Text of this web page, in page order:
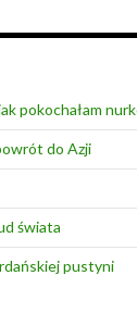
pokochałam
do Azji
świata
pustyni